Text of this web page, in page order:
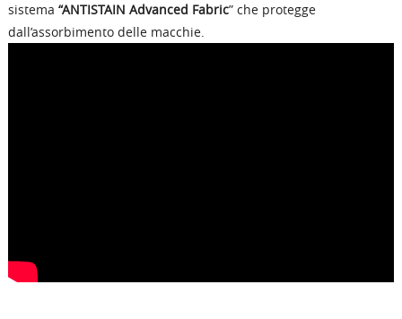
sistema “ANTISTAIN Advanced Fabric” che protegge
dall’assorbimento delle macchie.